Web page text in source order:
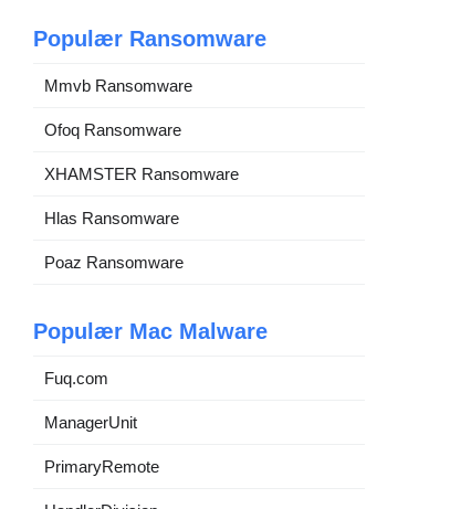
Populær Ransomware
Mmvb Ransomware
Ofoq Ransomware
XHAMSTER Ransomware
Hlas Ransomware
Poaz Ransomware
Populær Mac Malware
Fuq.com
ManagerUnit
PrimaryRemote